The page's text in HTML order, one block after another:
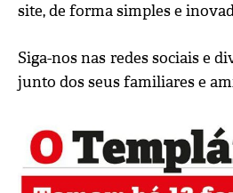
site, de forma simples e
Siga-nos nas redes sociais e
junto dos seus familiares e